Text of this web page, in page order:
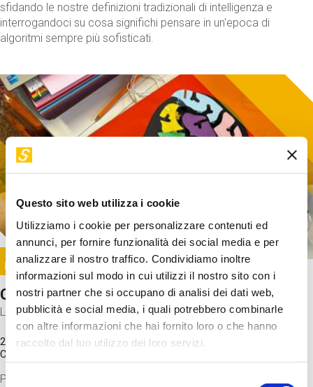
Questo sito web utilizza i cookie
Utilizziamo i cookie per personalizzare contenuti ed
annunci, per fornire funzionalità dei social media e per
analizzare il nostro traffico. Condividiamo inoltre
informazioni sul modo in cui utilizzi il nostro sito con i
nostri partner che si occupano di analisi dei dati web,
pubblicità e social media, i quali potrebbero combinarle
con altre informazioni che hai fornito loro o che hanno
raccolto dal tuo utilizzo dei loro servizi.
Selezione
sfidando le nostre definizioni tradizionali di intelligenza e
interrogandoci su cosa significhi pensare in un'epoca di
algoritmi sempre più sofisticati.
Image
SUNDAY@STEP
Come funziona il cervello?
Laboratorio
20 Set 2026 / 11:15 - 13:00
Costo
Proveremo a costruire un cervello in cartoncino cercando di